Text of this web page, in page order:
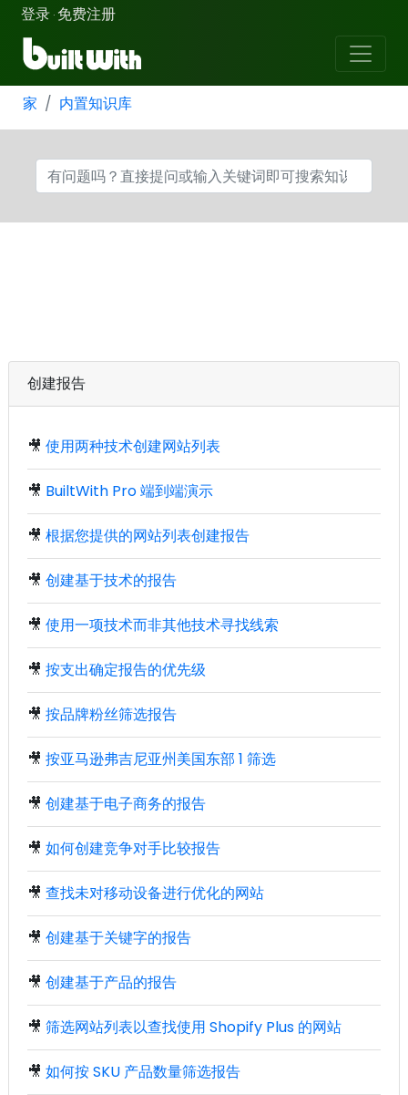
登录 · 免费注册
家 内置知识库
创建报告
🎥 使用两种技术创建网站列表
🎥 BuiltWith Pro 端到端演示
🎥 根据您提供的网站列表创建报告
🎥 创建基于技术的报告
🎥 使用一项技术而非其他技术寻找线索
🎥 按支出确定报告的优先级
🎥 按品牌粉丝筛选报告
🎥 按亚马逊弗吉尼亚州美国东部 1 筛选
🎥 创建基于电子商务的报告
🎥 如何创建竞争对手比较报告
🎥 查找未对移动设备进行优化的网站
🎥 创建基于关键字的报告
🎥 创建基于产品的报告
🎥 筛选网站列表以查找使用 Shopify Plus 的网站
🎥 如何按 SKU 产品数量筛选报告